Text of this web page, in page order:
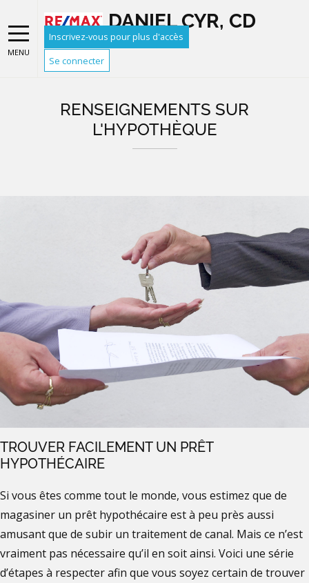
MENU
DANIEL CYR, CD
Inscrivez-vous pour plus d'accès
Se connecter
RENSEIGNEMENTS SUR
L'HYPOTHÈQUE
TROUVER FACILEMENT UN PRÊT
HYPOTHÉCAIRE
Si vous êtes comme tout le monde, vous estimez que de
magasiner un prêt hypothécaire est à peu près aussi
amusant que de subir un traitement de canal. Mais ce n’est
vraiment pas nécessaire qu’il en soit ainsi. Voici une série
d’étapes à respecter afin que vous soyez certain de trouver